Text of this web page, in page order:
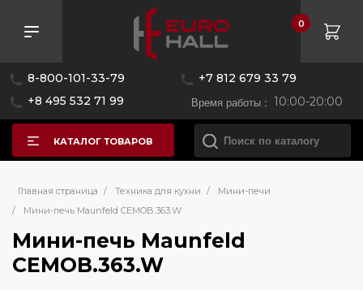
8-800-101-33-79
+7 812 679 33 79
+8 495 532 71 99
Время работы : 10:00-20:00
0
КАТАЛОГ ТОВАРОВ
Главная страница / Техника для кухни /
Мини-печи
/
Мини-печь Maunfeld CEMOB.363.W
Мини-печь Maunfeld
CEMOB.363.W